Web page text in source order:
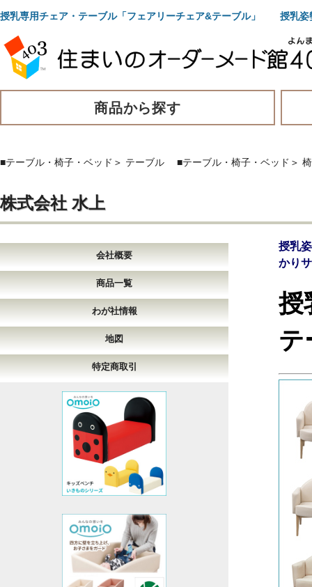
授乳専用チェア・テーブル「フェアリーチェア&テーブル」 授乳姿
商品から探す
■テーブル・椅子・ベッド ＞ テーブル ■テーブル・椅子・ベッド ＞
株式会社 水上
会社概要
商品一覧
わが社情報
地図
特定商取引
授乳
かり
授
テ